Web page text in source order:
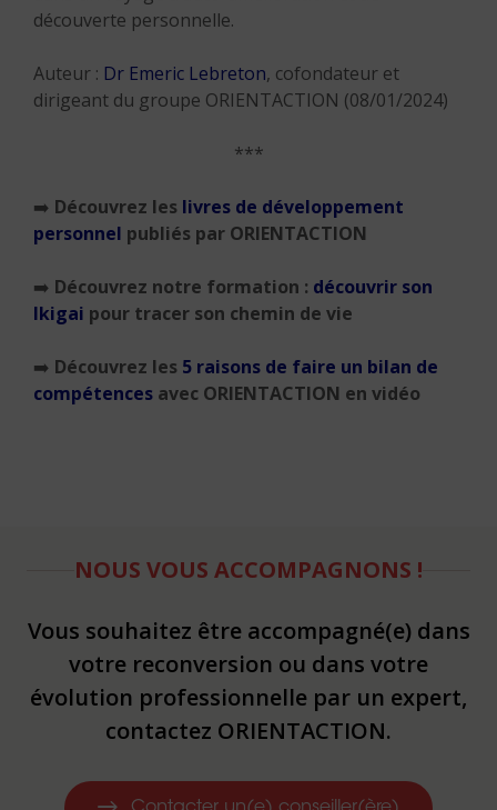
découverte personnelle.
Auteur : Dr Emeric Lebreton, cofondateur et
dirigeant du groupe ORIENTACTION (08/01/2024)
***
➡️ Découvrez les livres de développement
personnel publiés par ORIENTACTION
➡️ Découvrez notre formation : découvrir son
Ikigai pour tracer son chemin de vie
➡️ Découvrez les 5 raisons de faire un bilan de
compétences avec ORIENTACTION en vidéo
NOUS VOUS ACCOMPAGNONS !
Vous souhaitez être accompagné(e) dans
votre reconversion ou dans votre
évolution professionnelle par un expert,
contactez ORIENTACTION.